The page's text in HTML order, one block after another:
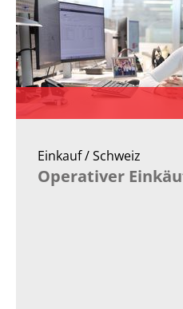
Einkauf / Schweiz
Operativer